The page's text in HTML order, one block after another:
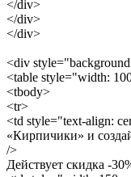
</div>
</div>
</div>
<div
<table style="width:
<tbody>
<tr>
<td style="text-align:
«Кирпичики» и
/>
Действует скидка -